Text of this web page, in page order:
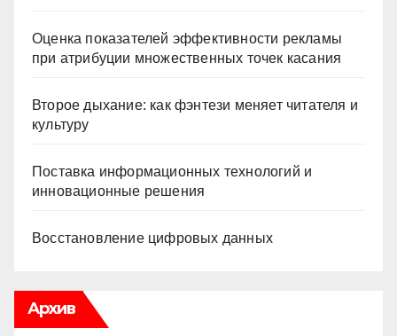
Оценка показателей эффективности рекламы
при атрибуции множественных точек касания
Второе дыхание: как фэнтези меняет читателя и
культуру
Поставка информационных технологий и
инновационные решения
Восстановление цифровых данных
Архив